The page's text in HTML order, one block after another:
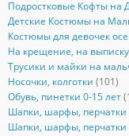
Подростковые Кофты на
Детские Костюмы на
Костюмы для девочек
На крещение, на выписку
Трусики и майки на
Носочки, колготки (101)
Обувь, пинетки 0-15 лет
Шапки, шарфы, перчатки
Шапки, шарфы, перчатки